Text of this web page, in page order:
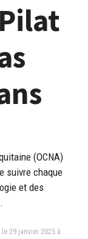
(OCNA)
suivre chaque
et des
29 janvier 2025 à